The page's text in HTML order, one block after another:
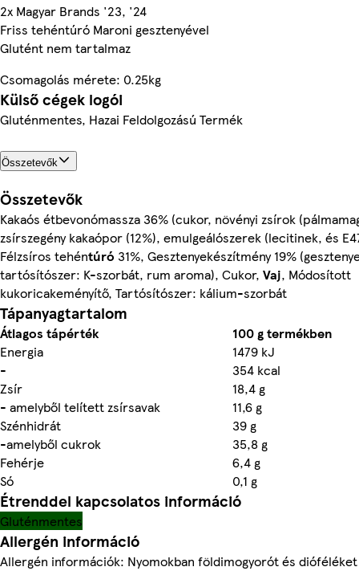
2x Magyar Brands '23, '24
Friss tehéntúró Maroni gesztenyével
Glutént nem tartalmaz
Csomagolás mérete: 0.25kg
Külső cégek logói
Gluténmentes, Hazai Feldolgozású Termék
Összetevők
Összetevők
Kakaós étbevonómassza 36% (cukor, növényi zsírok
zsírszegény kakaópor (12%), emulgeálószerek (lecitinek, és
Félzsíros tehéntúró 31%, Gesztenyekészítmény 19%
tartósítószer: K-szorbát, rum aroma), Cukor, Vaj, Módosított
kukoricakeményítő, Tartósítószer: kálium-szorbát
Tápanyagtartalom
Átlagos tápérték
100 g termékben
Energia
1479 kJ
-
354 kcal
Zsír
18,4 g
- amelyből telített zsírsavak
11,6 g
Szénhidrát
39 g
-amelyből cukrok
35,8 g
Fehérje
6,4 g
Só
0,1 g
Étrenddel kapcsolatos információ
Gluténmentes
Allergén információ
Allergén információk: Nyomokban földimogyorót és